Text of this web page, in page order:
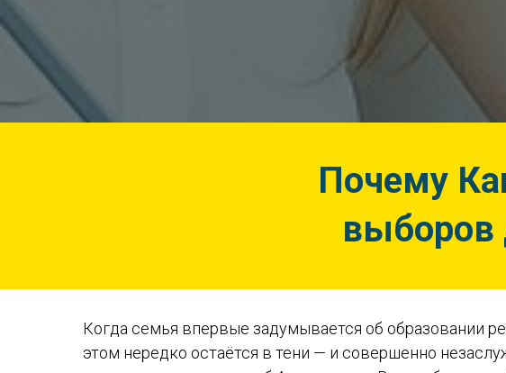
Почему
выборов
Когда семья впервые задумывается об образовании
этом нередко остаётся в тени — и совершенно